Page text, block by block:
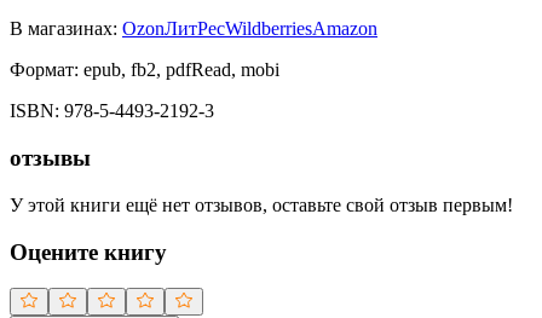
В магазинах: OzonЛитРесWildberriesAmazon
Формат: epub, fb2, pdfRead, mobi
ISBN: 978-5-4493-2192-3
отзывы
У этой книги ещё нет отзывов, оставьте свой отзыв первым!
Оцените книгу